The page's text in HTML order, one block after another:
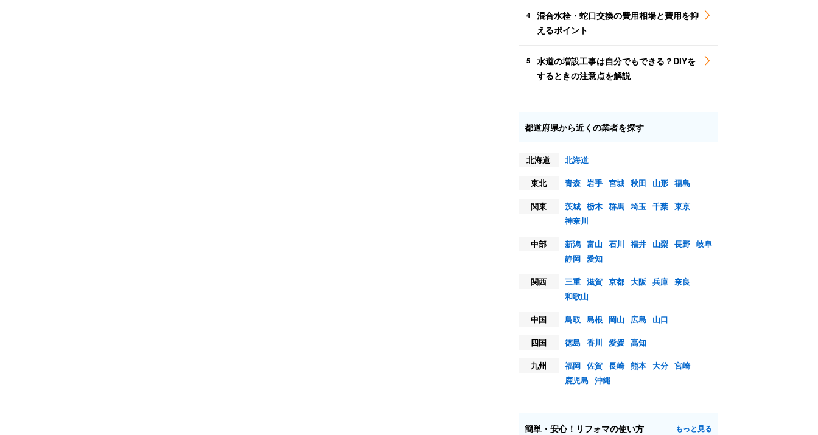
4
混合水栓・蛇口交換の費用相場と費用を抑
えるポイント
5
水道の増設工事は自分でもできる？DIYを
するときの注意点を解説
都道府県から近くの業者を探す
北海道
北海道
東北
青森 岩手 宮城 秋田 山形 福島
関東
茨城 栃木 群馬 埼玉 千葉 東京
神奈川
中部
新潟 富山 石川 福井 山梨 長野 岐阜
静岡 愛知
関西
三重 滋賀 京都 大阪 兵庫 奈良
和歌山
中国
鳥取 島根 岡山 広島
山口
四国
徳島 香川 愛媛 高知
九州
福岡 佐賀 長崎 熊本 大分 宮崎
鹿児島 沖縄
簡単・安心！リフォマの使い方 もっと見る